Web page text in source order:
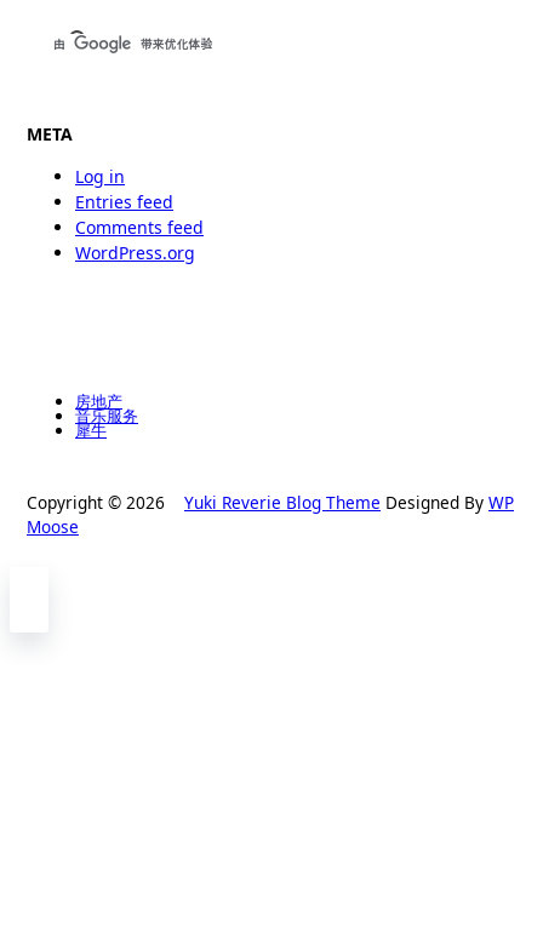
META
Log in
Entries feed
Comments feed
WordPress.org
房地产
音乐服务
犀牛
Copyright © 2026 Yuki Reverie Blog Theme Designed By WP
Moose